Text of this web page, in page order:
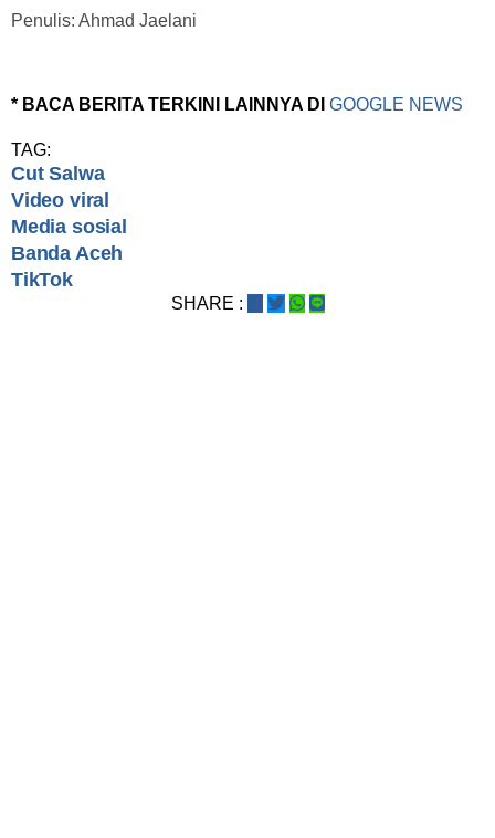
Penulis: Ahmad Jaelani
* BACA BERITA TERKINI LAINNYA DI GOOGLE NEWS
TAG:
Cut Salwa
Video viral
Media sosial
Banda Aceh
TikTok
SHARE :